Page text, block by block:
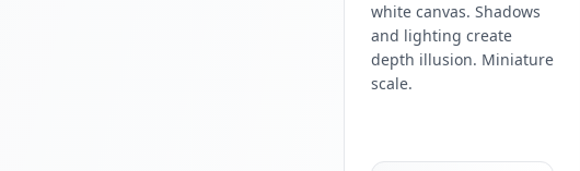
white canvas. Shadows
and lighting create
depth illusion. Miniature
scale.